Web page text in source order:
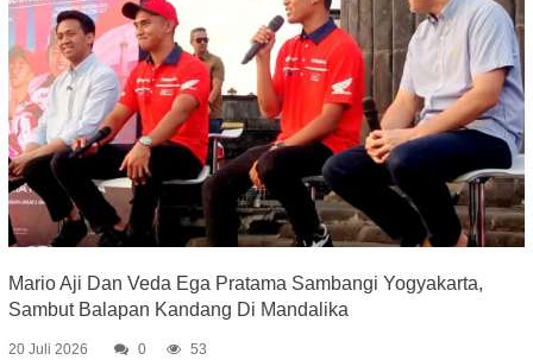
Mario Aji Dan Veda Ega Pratama Sambangi Yogyakarta,
Sambut Balapan Kandang Di Mandalika
20 Juli 2026 0 53